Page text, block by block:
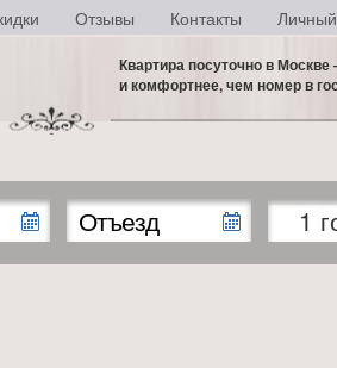
Отзывы Контакты
Квартира посуточно в
и комфортнее, чем номер в